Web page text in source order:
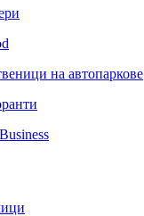
на автопаркове